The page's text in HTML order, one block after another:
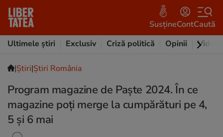
SusțineContCaută
Ultimele știri
Exclusiv Criză politică Opinii Video
|Ştiri|Știri România
Program magazine de Paşte 2024. În ce
magazine poţi merge la cumpărături pe 4,
5 și 6 mai